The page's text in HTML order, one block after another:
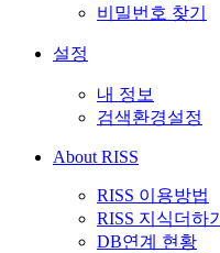
비밀번호 찾기
설정
내 정보
검색환경설정
About RISS
RISS 이용방법
RISS 지식더하기
DB연계 현황